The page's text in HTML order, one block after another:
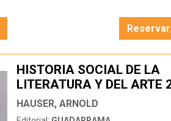
HISTORIA SOCIAL DE LA
LITERATURA Y DEL ARTE
HAUSER, ARNOLD